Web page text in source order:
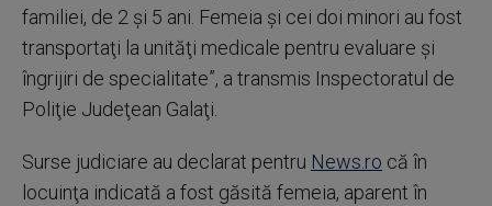
familiei, de 2 şi 5 ani. Femeia şi cei doi minori au fost
transportaţi la unităţi medicale pentru evaluare şi
îngrijiri de specialitate”, a transmis Inspectoratul de
Poliţie Judeţean Galaţi.
Surse judiciare au declarat pentru News.ro că în
locuinţa indicată a fost găsită femeia, aparent în